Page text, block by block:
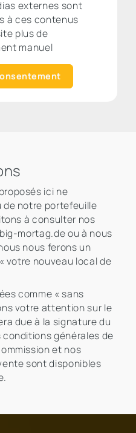
externes sont
à ces contenus
plus de
manuel
ici ne
notre portefeuille
à consulter nos
mortag.de ou à nous
nous ferons un
votre nouveau local de
comme « sans
votre attention sur le
due à la signature du
générales de
et nos
sont disponibles